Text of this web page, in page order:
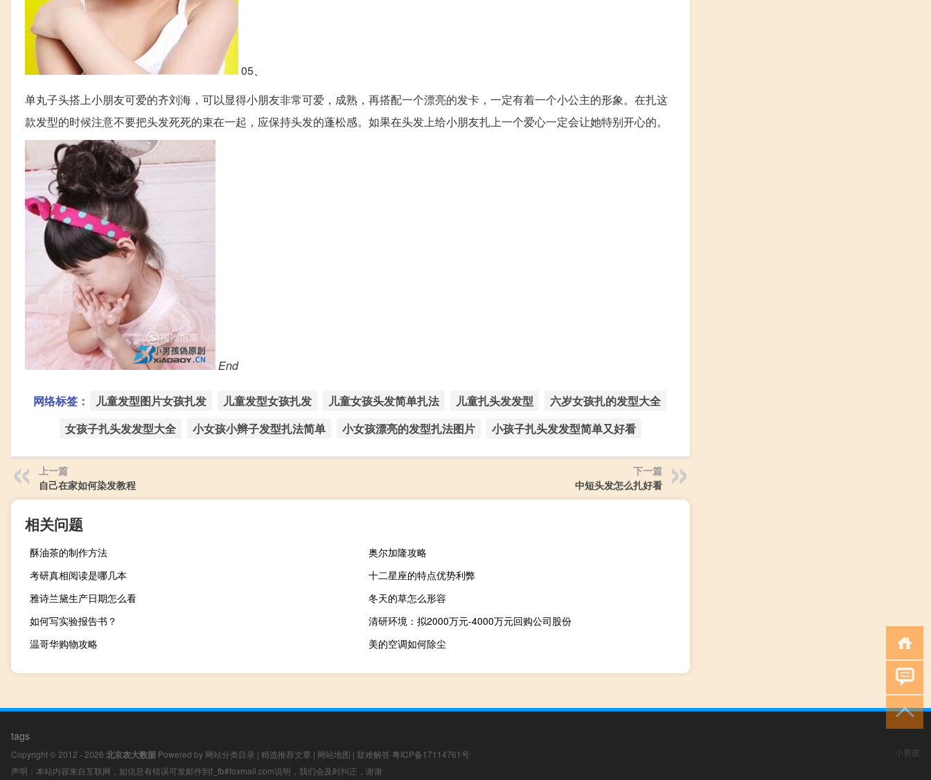
05、
单丸子头搭上小朋友可爱的齐刘海，可以显得小朋友非常可爱，成熟，再搭配一个漂亮的发卡，一定有着一个小公主的形象。在扎这
款发型的时候注意不要把头发死死的束在一起，应保持头发的蓬松感。如果在头发上给小朋友扎上一个爱心一定会让她特别开心的。
End
网络标签： 儿童发型图片女孩扎发 儿童发型女孩扎发 儿童女孩头发简单扎法 儿童扎头发发型
六岁女孩扎的发型大全
女孩子扎头发发型大全
小女孩小辫子发型扎法简单 小女孩漂亮的发型扎法图片 小孩子扎头发发型简单又好看
上一篇
自己在家如何染发教程
下一篇
中短头发怎么扎好看
相关问题
酥油茶的制作方法
奥尔加隆攻略
考研真相阅读是哪几本
十二星座的特点优势利弊
雅诗兰黛生产日期怎么看
冬天的草怎么形容
如何写实验报告书？
清研环境：拟2000万元-4000万元回购公司股份
温哥华购物攻略
美的空调如何除尘
tags
Copyright © 2012 - 2026 北京农大数据 Powered by 网站分类目录 | 精选推荐文章 | 网站地图 | 疑难解答 粤ICP备17114761号
声明：本站内容来自互联网，如信息有错误可发邮件到f_fb#foxmail.com说明，我们会及时纠正，谢谢
小男孩